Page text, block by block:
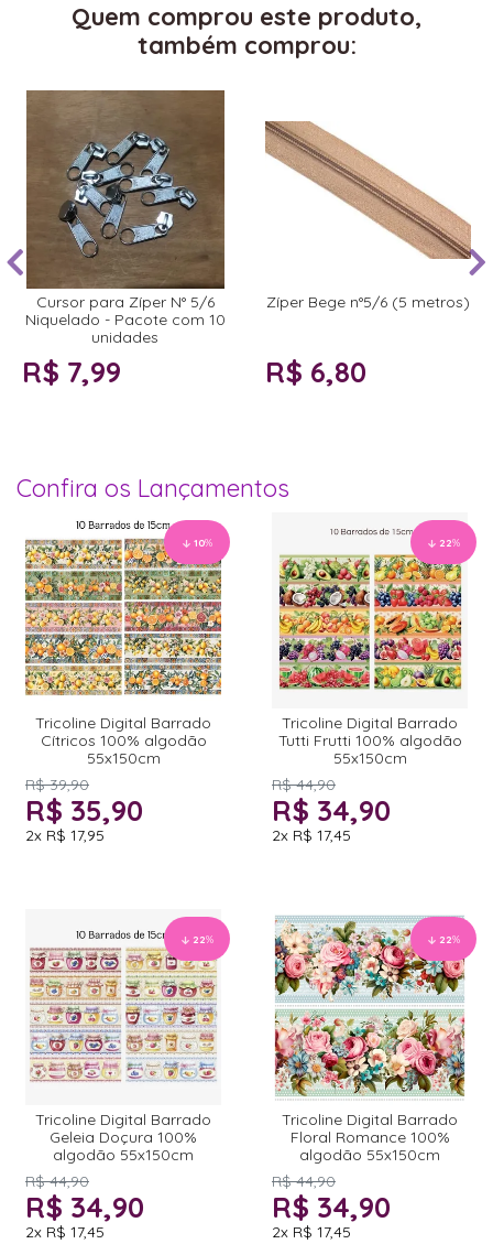
Quem comprou este produto,
também comprou:
Cursor para Zíper N° 5/6
Niquelado - Pacote com 10
unidades
R$ 7,99
Zíper Bege n°5/6 (5 metros)
R$ 6,80
Confira os Lançamentos
10%
Tricoline Digital Barrado
Cítricos 100% algodão
55x150cm
R$ 39,90
R$ 35,90
2x R$ 17,95
22%
Tricoline Digital Barrado
Tutti Frutti 100% algodão
55x150cm
R$ 44,90
R$ 34,90
2x R$ 17,45
22%
Tricoline Digital Barrado
Geleia Doçura 100%
algodão 55x150cm
R$ 44,90
R$ 34,90
2x R$ 17,45
22%
Tricoline Digital Barrado
Floral Romance 100%
algodão 55x150cm
R$ 44,90
R$ 34,90
2x R$ 17,45